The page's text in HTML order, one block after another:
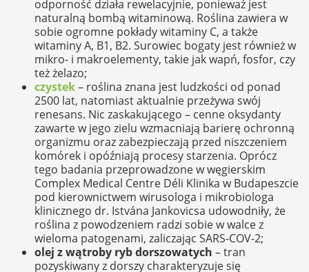
odporność działa rewelacyjnie, ponieważ jest
naturalną bombą witaminową. Roślina zawiera w
sobie ogromne pokłady witaminy C, a także
witaminy A, B1, B2. Surowiec bogaty jest również w
mikro- i makroelementy, takie jak wapń, fosfor, czy
też żelazo;
czystek– roślina znana jest ludzkości od ponad
2500 lat, natomiast aktualnie przeżywa swój
renesans. Nic zaskakującego – cenne oksydanty
zawarte w jego zielu wzmacniają barierę ochronną
organizmu oraz zabezpieczają przed niszczeniem
komórek i opóźniają procesy starzenia. Oprócz
tego badania przeprowadzone w węgierskim
Complex Medical Centre Déli Klinika w Budapeszcie
pod kierownictwem wirusologa i mikrobiologa
klinicznego dr. Istvána Jankovicsa udowodniły, że
roślina z powodzeniem radzi sobie w walce z
wieloma patogenami, zaliczając SARS-COV-2;
olej z wątroby ryb dorszowatych – tran
pozyskiwany z dorszy charakteryzuje się